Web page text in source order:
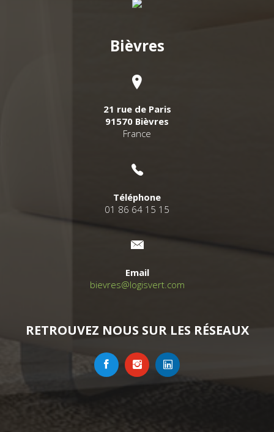
Bièvres
21 rue de Paris
91570 Bièvres
France
Téléphone
01 86 64 15 15
Email
bievres@logisvert.com
RETROUVEZ NOUS SUR LES RÉSEAUX